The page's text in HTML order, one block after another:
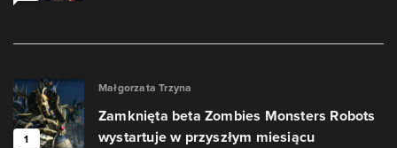
1
Małgorzata Trzyna
Zamknięta beta Zombies Monsters Robots
wystartuje w przyszłym miesiącu